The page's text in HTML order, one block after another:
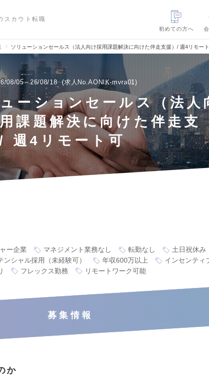
スカウト転職
初めての方へ
ソリューションセールス（法人向け採用課題解決に向けた伴走支援）/ 週4リモー
08/05～26/08/18 求人No.AONIK-mvra01
ーションセールス（法人
課題解決に向けた伴走支
週4リモート可
ー企業 マネジメント業務なし 転勤なし 土日祝休み
ンシャル採用（未経験可） 年収600万以上
インセンティ
フレックス勤務 リモートワーク可能
募集情報
か